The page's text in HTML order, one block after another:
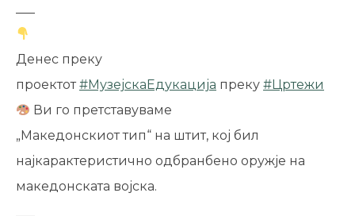
Денес преку
проектот#МузејскаЕдукација преку #Цртежи
Ви го претставуваме
„Македонскиот тип“ на штит, кој бил
најкарактеристично одбранбено оружје на
македонската војска.